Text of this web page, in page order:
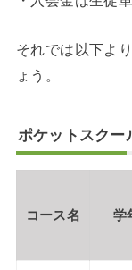
それでは以下よ
ょう。
ポケットスクー
コース名 学